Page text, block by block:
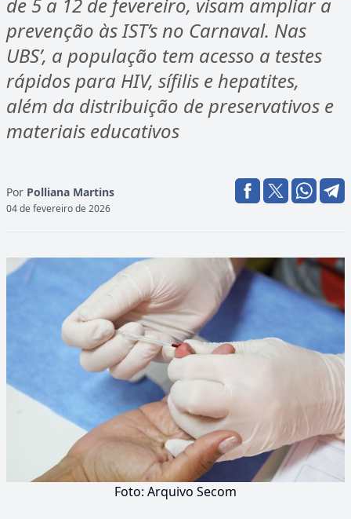
prevenção às IST’s no Carnaval. Nas
UBS’, a população tem acesso a testes
rápidos para HIV, sífilis e hepatites,
além da distribuição de preservativos e
materiais educativos
Por Polliana Martins
04 de fevereiro de 2026
Foto: Arquivo Secom